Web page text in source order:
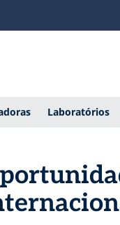
Laboratórios